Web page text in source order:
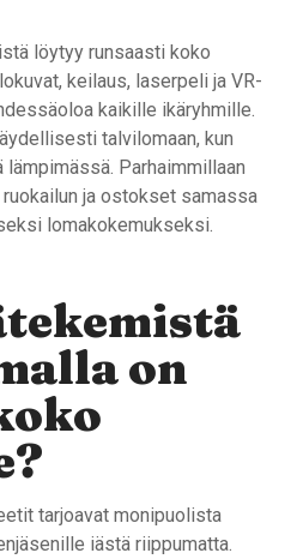
löytyy runsaasti koko
keilaus, laserpeli ja VR-
kaikille ikäryhmille.
talvilomaan, kun
lämpimässä. Parhaimmillaan
ja ostokset samassa
lomakokemukseksi.
on
tarjoavat monipuolista
iästä riippumatta.